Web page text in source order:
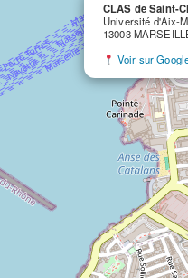
CLAS de Saint-
Université d'Aix-
13003
Voir sur